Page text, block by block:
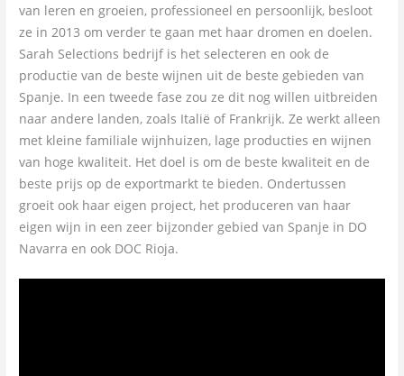
van leren en groeien, professioneel en persoonlijk, besloot
ze in 2013 om verder te gaan met haar dromen en doelen.
Sarah Selections bedrijf is het selecteren en ook de
productie van de beste wijnen uit de beste gebieden van
Spanje. In een tweede fase zou ze dit nog willen uitbreiden
naar andere landen, zoals Italië of Frankrijk. Ze werkt alleen
met kleine familiale wijnhuizen, lage producties en wijnen
van hoge kwaliteit. Het doel is om de beste kwaliteit en de
beste prijs op de exportmarkt te bieden. Ondertussen
groeit ook haar eigen project, het produceren van haar
eigen wijn in een zeer bijzonder gebied van Spanje in DO
Navarra en ook DOC Rioja.